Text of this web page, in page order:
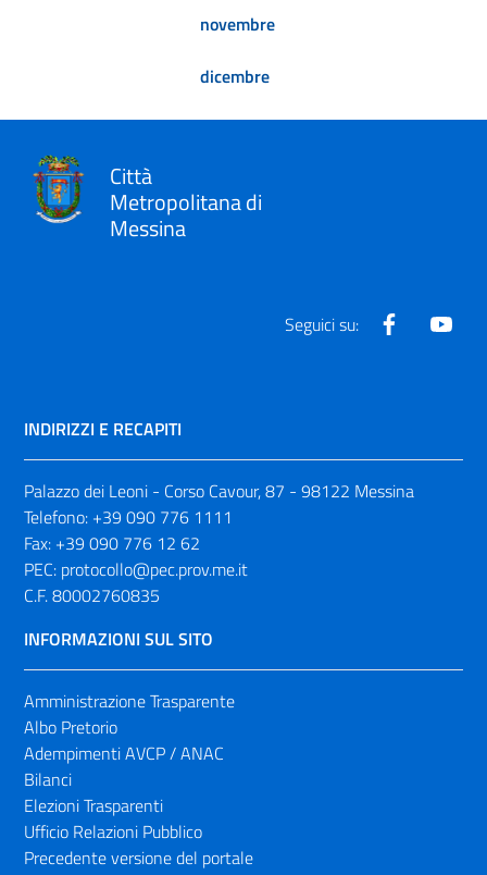
novembre
dicembre
Città
Metropolitana di
Messina
Seguici su: Facebook
INDIRIZZI E RECAPITI
Palazzo dei Leoni - Corso Cavour, 87 - 98122 Messina
Telefono: +39 090 776 1111
Fax: +39 090 776 12 62
PEC: protocollo@pec.prov.me.it
C.F. 80002760835
INFORMAZIONI SUL SITO
Amministrazione Trasparente
Albo Pretorio
Adempimenti AVCP / ANAC
Bilanci
Elezioni Trasparenti
Ufficio Relazioni Pubblico
Precedente versione del portale